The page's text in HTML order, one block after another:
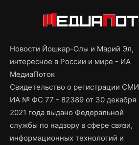
Новости Йошкар-Олы и Марий Эл,
интересное в России и мире - ИА
МедиаПоток
Свидетельство о регистрации СМИ
ИА № ФС 77 - 82389 от 30 декабря
2021 года выдано Федеральной
службы по надзору в сфере связи,
информационных технологий и